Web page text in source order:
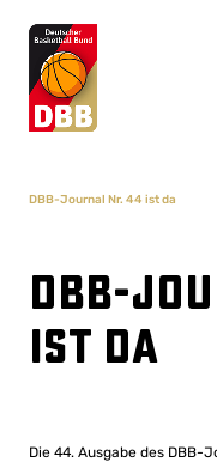
DBB-Journal Nr. 44 ist da
DBB-
ist da
Die 44. Ausgabe des DBB-